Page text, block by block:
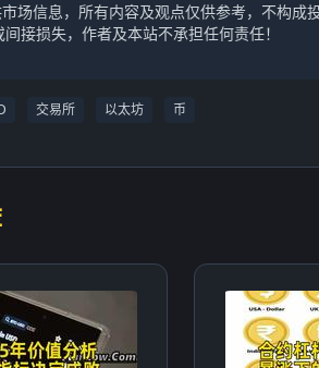
市场信息，所有内容及观点仅供参考，不构
接损失，作者及本站不承担任何责任！
交易所 以太坊 币